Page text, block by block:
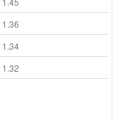
1.36
1.34
1.32